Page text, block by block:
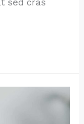
sed cras